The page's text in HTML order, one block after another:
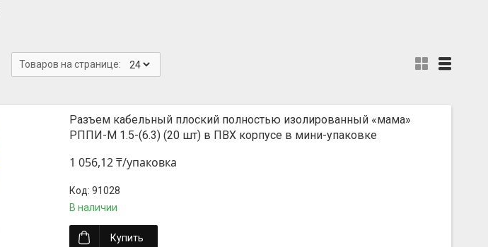
Разъем кабельный плоский полностью изолированный «мама»
РППИ-М 1.5-(6.3) (20 шт) в ПВХ корпусе в мини-упаковке
1 056,12 ₸/упаковка
91028
В наличии
Купить